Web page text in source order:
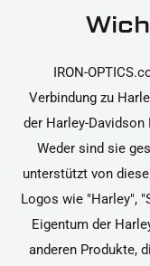
Rücksendung
IRON-
Verbindung zu
der Harley-Davidson
Weder sind sie
unterstützt von
Logos wie "Harley",
Eigentum der
anderen Produkte,